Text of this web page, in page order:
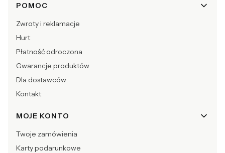
POMOC
Zwroty i reklamacje
Hurt
Płatność odroczona
Gwarancje produktów
Dla dostawców
Kontakt
MOJE KONTO
Twoje zamówienia
Karty podarunkowe